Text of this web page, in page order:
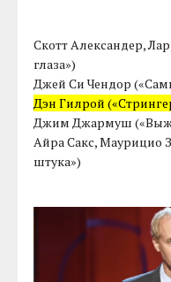
Скотт Александер,
глаза»)
Джей Си Чендор
Дэн Гилрой
Джим Джармуш
Айра Сакс, Маурицио
штука»)